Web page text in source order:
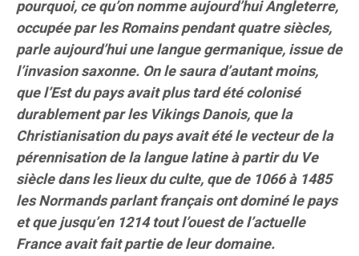
pourquoi, ce qu’on nomme aujourd’hui Angleterre,
occupée par les Romains pendant quatre siècles,
parle aujourd’hui une langue germanique, issue de
l’invasion saxonne. On le saura d’autant moins,
que l’Est du pays avait plus tard été colonisé
durablement par les Vikings Danois, que la
Christianisation du pays avait été le vecteur de la
pérennisation de la langue latine à partir du Ve
siècle dans les lieux du culte, que de 1066 à 1485
les Normands parlant français ont dominé le pays
et que jusqu’en 1214 tout l’ouest de l’actuelle
France avait fait partie de leur domaine.